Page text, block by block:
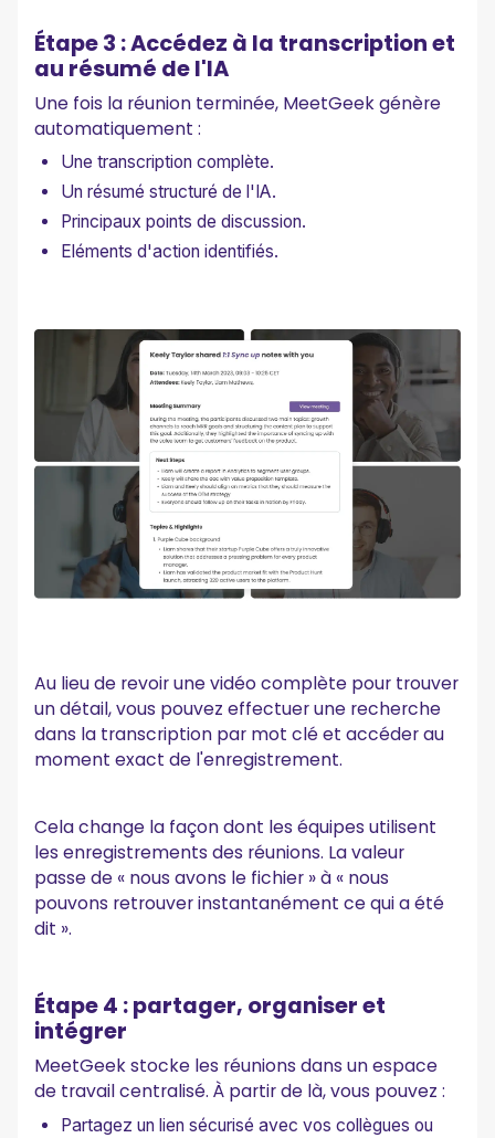
Étape 3 : Accédez à la transcription et
au résumé de l'IA
Une fois la réunion terminée, MeetGeek génère
automatiquement :
Une transcription complète.
Un résumé structuré de l'IA.
Principaux points de discussion.
Eléments d'action identifiés.
Au lieu de revoir une vidéo complète pour trouver
un détail, vous pouvez effectuer une recherche
dans la transcription par mot clé et accéder au
moment exact de l'enregistrement.
Cela change la façon dont les équipes utilisent
les enregistrements des réunions. La valeur
passe de « nous avons le fichier » à « nous
pouvons retrouver instantanément ce qui a été
dit ».
Étape 4 : partager, organiser et
intégrer
MeetGeek stocke les réunions dans un espace
de travail centralisé. À partir de là, vous pouvez :
Partagez un lien sécurisé avec vos collègues ou